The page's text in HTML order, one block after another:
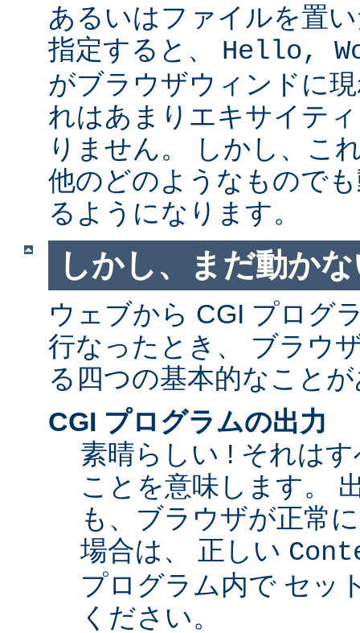
あるいはファイルを置
指定すると、 Hello,
がブラウザウィンドに
れはあまりエキサイテ
りません。 しかし、こ
他のどのようなもので
るようになります。
しかし、まだ動か
ウェブから CGI プログ
行なったとき、 ブラウ
る四つの基本的なこと
CGI プログラムの出力
素晴らしい ! それは
ことを意味します。
も、ブラウザが正常
場合は、 正しい
プログラム内で セッ
ください。